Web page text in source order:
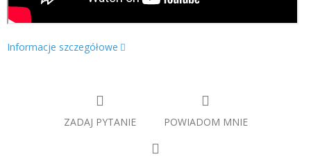
Informacje szczegółowe
ZADAJ PYTANIE POWIADOM MNIE